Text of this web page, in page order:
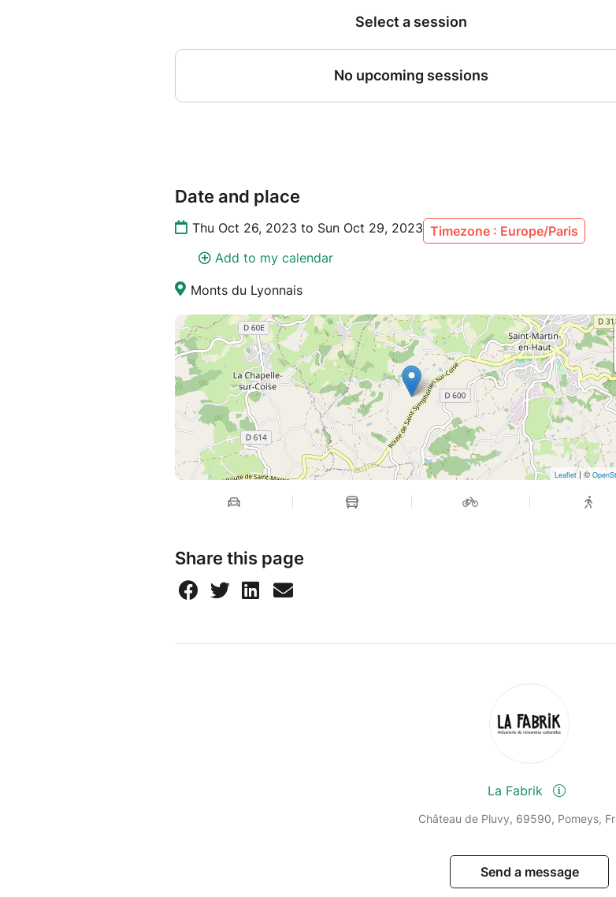
Date and place
Thu Oct 26, 2023 to Sun Oct 29, 2023 Timezone : Europe/Paris
Add to my calendar
Monts du Lyonnais
Leaflet| ©
Share this page
La Fabrik
Château de Pluvy, 69590, Pomeys,
Send a message